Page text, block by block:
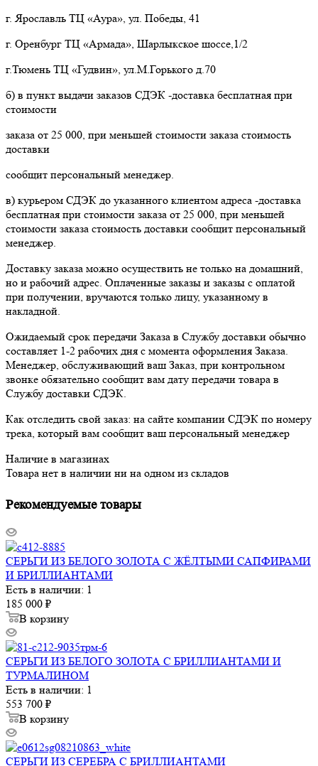
г. Ярославль ТЦ «Аура», ул. Победы, 41
г. Оренбург ТЦ «Армада», Шарлыкское шоссе,1/2
г.Тюмень ТЦ «Гудвин», ул.М.Горького д.70
б) в пункт выдачи заказов СДЭК -доставка бесплатная при
стоимости
заказа от 25 000, при меньшей стоимости заказа стоимость
доставки
сообщит персональный менеджер.
в) курьером СДЭК до указанного клиентом адреса -доставка
бесплатная при стоимости заказа от 25 000, при меньшей
стоимости заказа стоимость доставки сообщит персональный
менеджер.
Доставку заказа можно осуществить не только на домашний,
но и рабочий адрес. Оплаченные заказы и заказы с оплатой
при получении, вручаются только лицу, указанному в
накладной.
Ожидаемый срок передачи Заказа в Службу доставки обычно
составляет 1-2 рабочих дня с момента оформления Заказа.
Менеджер, обслуживающий ваш Заказ, при контрольном
звонке обязательно сообщит вам дату передачи товара в
Службу доставки СДЭК.
Как отследить свой заказ: на сайте компании СДЭК по номеру
трека, который вам сообщит ваш персональный менеджер
Наличие в магазинах
Товара нет в наличии ни на одном из складов
Рекомендуемые товары
СЕРЬГИ ИЗ БЕЛОГО ЗОЛОТА С ЖЁЛТЫМИ САПФИРАМИ
И БРИЛЛИАНТАМИ
Есть в наличии: 1
185 000 ₽
В корзину
СЕРЬГИ ИЗ БЕЛОГО ЗОЛОТА С БРИЛЛИАНТАМИ И
ТУРМАЛИНОМ
Есть в наличии: 1
553 700 ₽
В корзину
СЕРЬГИ ИЗ СЕРЕБРА С БРИЛЛИАНТАМИ